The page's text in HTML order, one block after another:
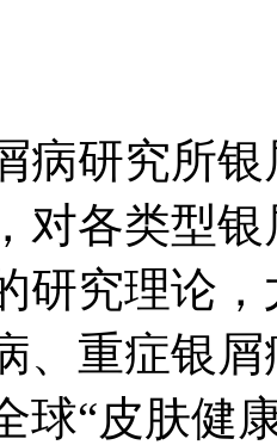
病研究所
对各类型
研究理论
、重症银
球“皮肤健